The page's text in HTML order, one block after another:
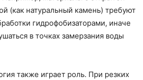
(как натуральный камень) требуют
гидрофобизаторами, иначе
в точках замерзания воды
также играет роль. При резких